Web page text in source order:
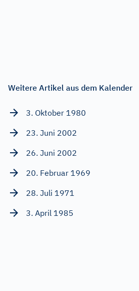
Weitere Artikel aus dem Kalender
3. Oktober 1980
23. Juni 2002
26. Juni 2002
20. Februar 1969
28. Juli 1971
3. April 1985